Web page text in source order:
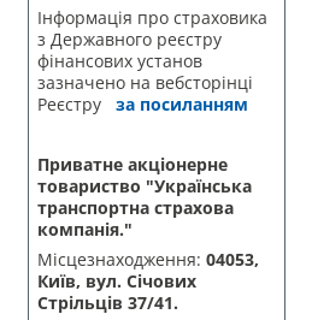
Інформація про страховика
з Державного реєстру
фінансових установ
зазначено на вебсторінці
Реєстру за посиланням
Приватне акціонерне
товариство "Українська
транспортна страхова
компанія."
Місцезнаходження: 04053,
Київ, вул. Січових
Стрільців 37/41.